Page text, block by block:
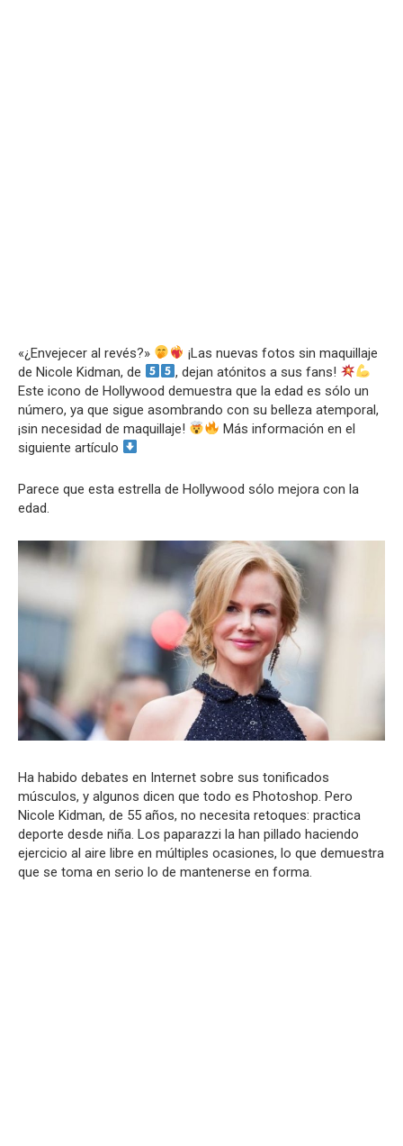
«¿Envejecer al revés?»
¡Las nuevas fotos sin maquillaje
de Nicole Kidman, de
, dejan atónitos a sus fans!
Este icono de Hollywood demuestra que la edad es sólo un
número, ya que sigue asombrando con su belleza atemporal,
¡sin necesidad de maquillaje!
Más información en el
siguiente artículo
Parece que esta estrella de Hollywood sólo mejora con la
edad.
Ha habido debates en Internet sobre sus tonificados
músculos, y algunos dicen que todo es Photoshop. Pero
Nicole Kidman, de 55 años, no necesita retoques: practica
deporte desde niña. Los paparazzi la han pillado haciendo
ejercicio al aire libre en múltiples ocasiones, lo que demuestra
que se toma en serio lo de mantenerse en forma.